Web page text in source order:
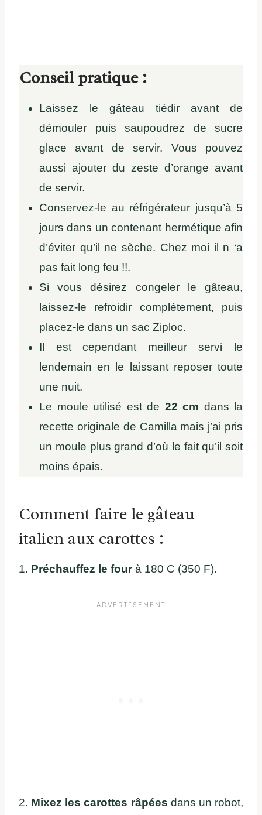
Conseil pratique :
Laissez le gâteau tiédir avant de
démouler puis saupoudrez de sucre
glace avant de servir. Vous pouvez
aussi ajouter du zeste d’orange avant
de servir.
Conservez-le au réfrigérateur jusqu’à 5
jours dans un contenant hermétique afin
d’éviter qu’il ne sèche. Chez moi il n ‘a
pas fait long feu !!.
Si vous désirez congeler le gâteau,
laissez-le refroidir complètement, puis
placez-le dans un sac Ziploc.
Il est cependant meilleur servi le
lendemain en le laissant reposer toute
une nuit.
Le moule utilisé est de 22 cm dans la
recette originale de Camilla mais j’ai pris
un moule plus grand d’où le fait qu’il soit
moins épais.
Comment faire le gâteau
italien aux carottes :
1. Préchauffez le fourà 180 C (350 F).
2. Mixez les carottes râpées dans un robot,